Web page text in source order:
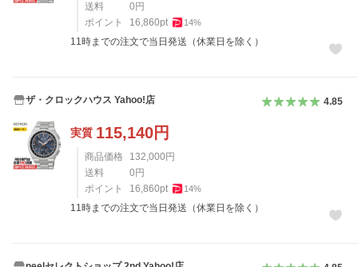
送料
0 円
ポイント
16,860pt 14%
11時までの注文で当日発送（休業日を除く）
ザ・クロックハウス Yahoo!店 4.85
実質 115,140円
商品価格 132,000 円
送料
0 円
ポイント
16,860pt 14%
11時までの注文で当日発送（休業日を除く）